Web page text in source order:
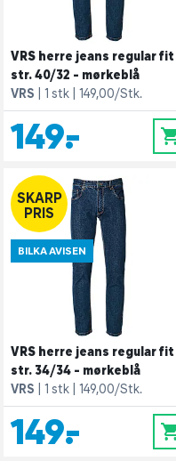
VRS herre jeans regular fit
str. 40/32 - mørkeblå
VRS
1 stk 149,00/Stk.
149,- 0
SKARP
PRIS
BILKA AVISEN
VRS herre jeans regular fit
str. 34/34 - mørkeblå
VRS
1 stk 149,00/Stk.
149,- 0